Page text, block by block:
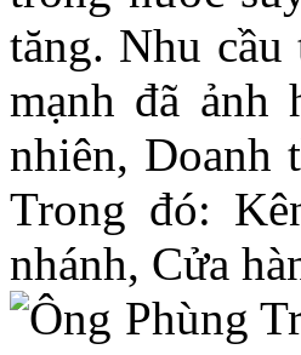
tăng. Nhu
mạnh đã ảnh
nhiên, Doanh
Trong đó:
nhánh, Cửa